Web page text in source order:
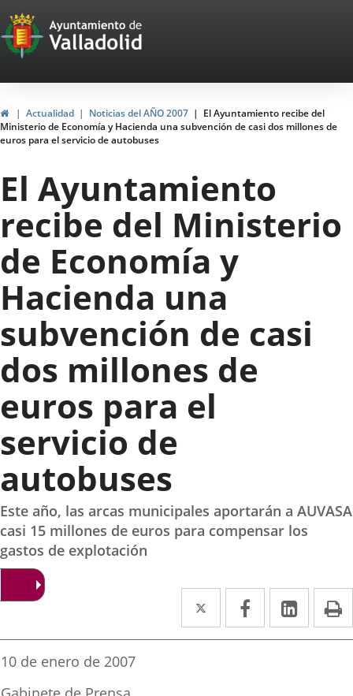
Portal
Web
del
Ayuntamiento
de
Valladolid
HomeActualidad Noticias del AÑO 2007
El Ayuntamiento recibe del
Ministerio de Economía y Hacienda una subvención de casi dos millones de
euros para el servicio de autobuses
El Ayuntamiento
recibe del Ministerio
de Economía y
Hacienda una
subvención de casi
dos millones de
euros para el
servicio de
autobuses
Este año, las arcas municipales aportarán a AUVASA
casi 15 millones de euros para compensar los
gastos de explotación
Twitter
Enlace
a
Facebook
Enlace
a
Enlace
a
Fecha
la
10 de enero de 2007
Fuente